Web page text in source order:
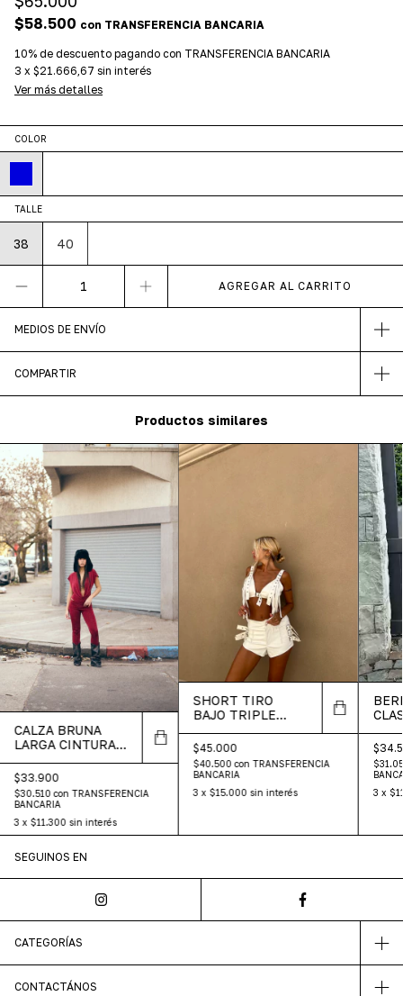
$58.500 con TRANSFERENCIA BANCARIA
10% de descuento pagando con TRANSFERENCIA BANCARIA
3 x $21.666,67 sin interés
Ver más detalles
COLOR
TALLE
38 40
MEDIOS DE ENVÍO
COMPARTIR
Productos similares
CALZA BRUNA
LARGA CINTURA
$33.900
$30.510con TRANSFERENCIA
BANCARIA
3 x $11.300 sin interés
SHORT TIRO
BAJO TRIPLE
$45.000
$40.500con TRANSFERENCIA
BANCARIA
3 x$15.000 sin interés
3 x
SEGUINOS EN
CATEGORÍAS
CONTACTÁNOS